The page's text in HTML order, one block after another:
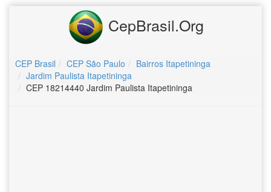
CepBrasil.Org
CEP Brasil CEP São Paulo
Bairros Itapetininga
Jardim Paulista Itapetininga
CEP 18214440 Jardim Paulista Itapetininga